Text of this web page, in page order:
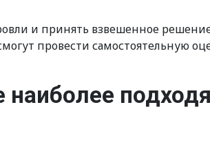
и принять взвешенное
провести самостоятельную